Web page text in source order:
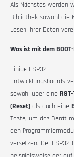
Als Nächstes werden
Bibliothek sowohl die
Lesen ihrer Daten
Was ist mit dem
Einige ESP32-
Entwicklungsboards
sowohl über eine
(Reset) als auch eine
Taste, um das Gerät
den
versetzen. Der ESP32-